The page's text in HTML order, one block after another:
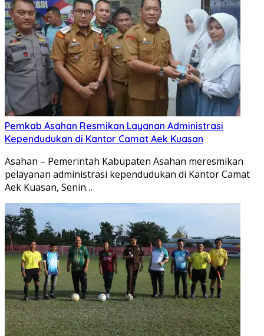
Pemkab Asahan Resmikan Layanan Administrasi
Kependudukan di Kantor Camat Aek Kuasan
Asahan – Pemerintah Kabupaten Asahan meresmikan
pelayanan administrasi kependudukan di Kantor Camat
Aek Kuasan, Senin…